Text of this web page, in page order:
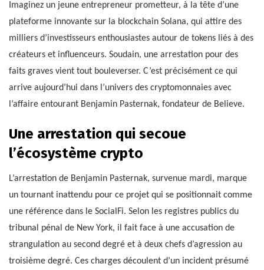
Imaginez un jeune entrepreneur prometteur, à la tête d’une
plateforme innovante sur la blockchain Solana, qui attire des
milliers d’investisseurs enthousiastes autour de tokens liés à des
créateurs et influenceurs. Soudain, une arrestation pour des
faits graves vient tout bouleverser. C’est précisément ce qui
arrive aujourd’hui dans l’univers des cryptomonnaies avec
l’affaire entourant Benjamin Pasternak, fondateur de Believe.
Une arrestation qui secoue
l’écosystème crypto
L’arrestation de Benjamin Pasternak, survenue mardi, marque
un tournant inattendu pour ce projet qui se positionnait comme
une référence dans le SocialFi. Selon les registres publics du
tribunal pénal de New York, il fait face à une accusation de
strangulation au second degré et à deux chefs d’agression au
troisième degré. Ces charges découlent d’un incident présumé